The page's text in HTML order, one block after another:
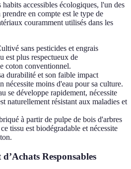
accessibles écologiques, l'un des
en compte est le type de
couramment utilisés dans les
sans pesticides et engrais
est plus respectueux de
coton conventionnel.
durabilité et son faible impact
nécessite moins d'eau pour sa culture.
se développe rapidement, nécessite
naturellement résistant aux maladies et
à partir de pulpe de bois d'arbres
tissu est biodégradable et nécessite
Responsables